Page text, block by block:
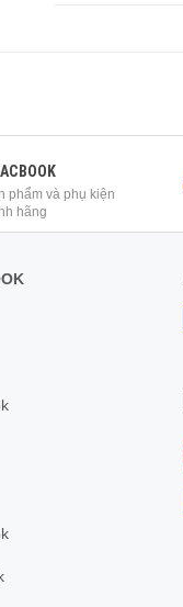
phẩm và phụ kiện
hãng